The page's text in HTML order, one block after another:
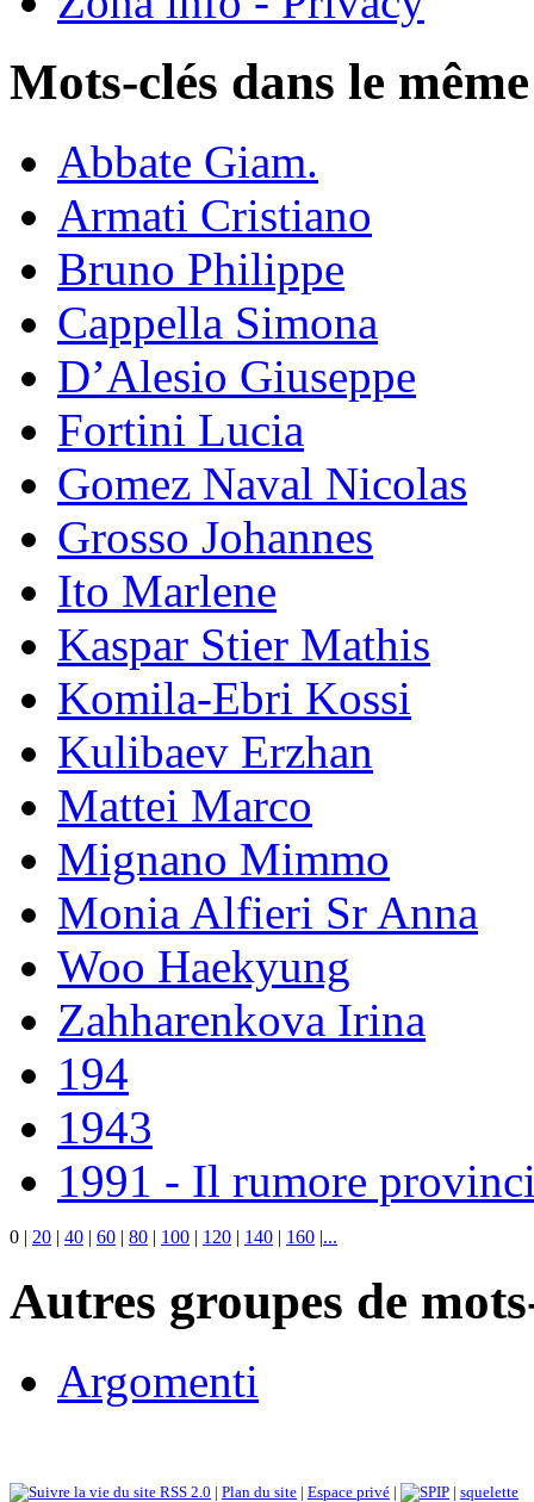
Mots-clés dans le
Abbate Giam.
Armati Cristiano
Bruno Philippe
Cappella Simona
D’Alesio Giuseppe
Fortini Lucia
Gomez Naval Nicolas
Grosso Johannes
Ito Marlene
Kaspar Stier Mathis
Komila-Ebri Kossi
Kulibaev Erzhan
Mattei Marco
Mignano Mimmo
Monia Alfieri Sr Anna
Woo Haekyung
Zahharenkova Irina
194
1943
1991 - Il rumore
0 | 20 | 40 | 60 | 80 | 100 | 120 | 140 | 160 |...
Autres groupes de
Argomenti
RSS 2.0 | Plan du site | Espace privé | | squelette